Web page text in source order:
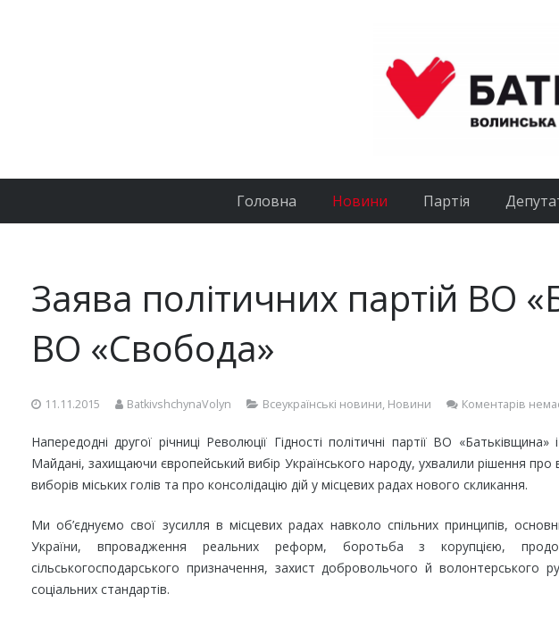
Головна Новини Партія
Заява політичних партій ВО
ВО «Свобода»
11.11.2015 BatkivshchynaVolyn Всеукраїнські новини, Новини Коментарів
Напередодні другої річниці Революції Гідності політичні партії ВО
Майдані, захищаючи європейський вибір Українського народу, ухвалили рішення про
виборів міських голів та про консолідацію дій у місцевих радах нового скликання.
Ми об’єднуємо свої зусилля в місцевих радах навколо спільних принципів,
України, впровадження реальних реформ, боротьба з корупцією,
сільськогосподарського призначення, захист добровольчого й волонтерського
соціальних стандартів.